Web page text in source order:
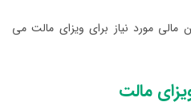
مالی مورد نیاز برای ویزای مالت می
مالت